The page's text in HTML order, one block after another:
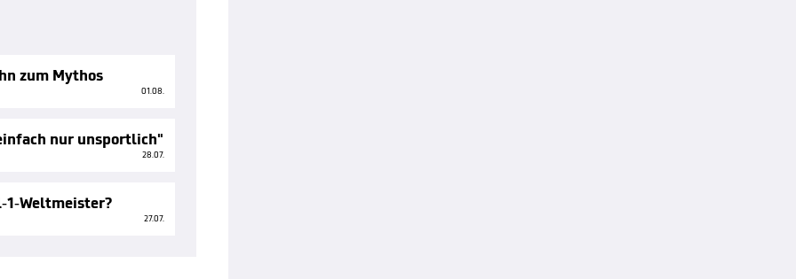
zum Mythos
01.08.
nur unsportlich"
28.07.
1-Weltmeister?
27.07.